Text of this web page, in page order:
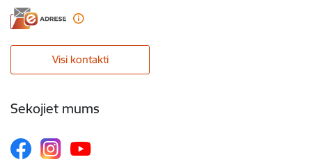
Visi kontakti
Sekojiet mums